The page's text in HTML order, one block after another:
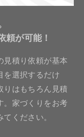
頼が可能！
見積り依頼が基本
を選択するだけ
りはもちろん見積
。家づくりをお考
ください。